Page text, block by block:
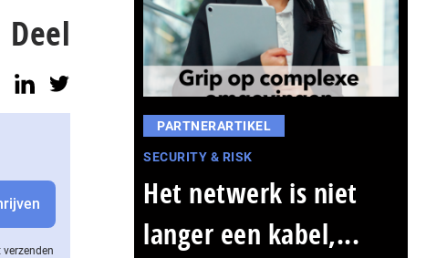
Deel
PARTNERARTIKEL
SECURITY & RISK
Het netwerk is niet
langer een kabel,...